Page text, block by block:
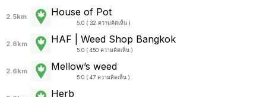
2.5km House of Pot
5.0 ( 32 ความคิดเห็น )
2.6km HAF | Weed Shop Bangkok
5.0 ( 450 ความคิดเห็น )
2.6km Mellow’s weed
5.0 ( 47 ความคิดเห็น )
Herb